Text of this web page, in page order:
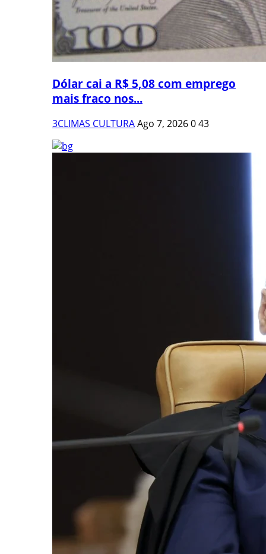
Dólar cai a R$ 5,08 com emprego
mais fraco nos...
3CLIMAS CULTURAAgo 7, 2026043